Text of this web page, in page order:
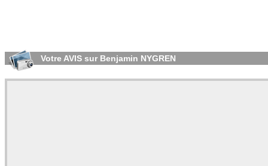
Votre AVIS sur Benjamin NYGREN